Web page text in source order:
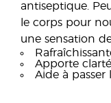
antiseptique.
le corps pour
une sensation
Apporte
Aide à passer